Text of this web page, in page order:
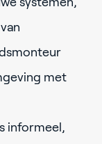
met
informeel,